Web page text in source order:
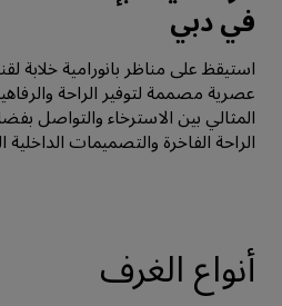
في دبي
استيقظ على مناظر بانورامية خلابة
عصرية مصممة لتوفير الراحة
المثالي بين الاسترخاء والتواصل
الراحة الفاخرة والتصميمات
أنواع الغرف